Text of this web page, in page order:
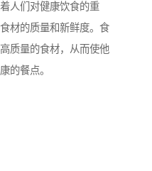
人们对健康饮食的重
材的质量和新鲜度。食
质量的食材，从而使他
的餐点。